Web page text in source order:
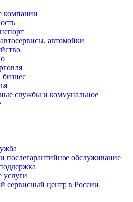
компании
автомойки
службы и коммунальное
послегарантийное обслуживание
услуги
сервисный центр в России